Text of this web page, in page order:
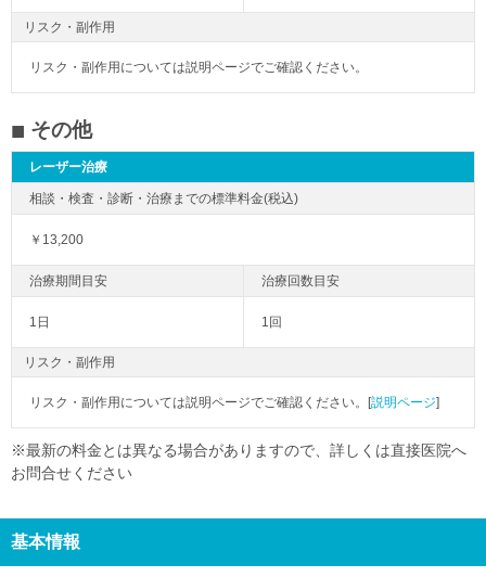
リスク・副作用
リスク・副作用については説明ページでご確認ください。
その他
レーザー治療
￥13,200
1日 1回
リスク・副作用
リスク・副作用については説明ページでご確認ください。[説明ページ]
※最新の料金とは異なる場合がありますので、詳しくは直接医院へ
お問合せください
基本情報